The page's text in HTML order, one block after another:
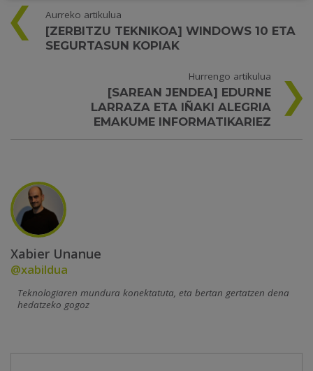
Aurreko artikulua
[ZERBITZU TEKNIKOA] WINDOWS 10 ETA
SEGURTASUN KOPIAK
Hurrengo artikulua
[SAREAN JENDEA] EDURNE
LARRAZA ETA IÑAKI ALEGRIA
EMAKUME INFORMATIKARIEZ
Xabier Unanue
@xabildua
Teknologiaren mundura konektatuta, eta bertan gertatzen dena
hedatzeko gogoz